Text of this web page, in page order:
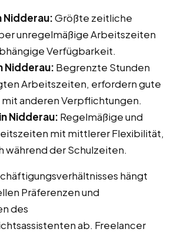
Nidderau:Größte zeitliche
unregelmäßige Arbeitszeiten
Verfügbarkeit.
Nidderau: Begrenzte Stunden
Arbeitszeiten, erfordern gute
anderen Verpflichtungen.
Nidderau: Regelmäßige und
mit mittlerer Flexibilität,
während der Schulzeiten.
hängt
Präferenzen und
des
ab. Freelancer